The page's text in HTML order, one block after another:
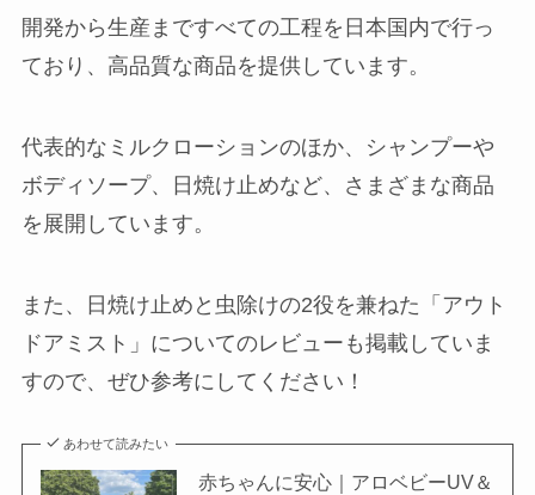
開発から生産まですべての工程を日本国内で行っ
ており、高品質な商品を提供しています。
代表的なミルクローションのほか、シャンプーや
ボディソープ、日焼け止めなど、さまざまな商品
を展開しています。
また、日焼け止めと虫除けの2役を兼ねた「アウト
ドアミスト」についてのレビューも掲載していま
すので、ぜひ参考にしてください！
あわせて読みたい
赤ちゃんに安心｜アロベビーUV＆